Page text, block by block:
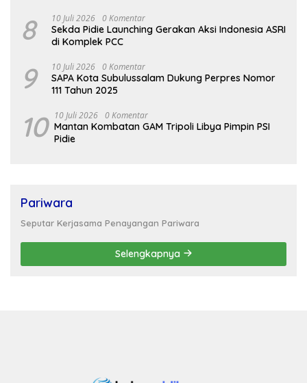
8 10 Juli 2026 0 Komentar
Sekda Pidie Launching Gerakan Aksi Indonesia ASRI
di Komplek PCC
9 10 Juli 2026 0 Komentar
SAPA Kota Subulussalam Dukung Perpres Nomor
111 Tahun 2025
10 10 Juli 2026 0 Komentar
Mantan Kombatan GAM Tripoli Libya Pimpin PSI
Pidie
Pariwara
Seputar Kerjasama Penayangan Pariwara
Selengkapnya